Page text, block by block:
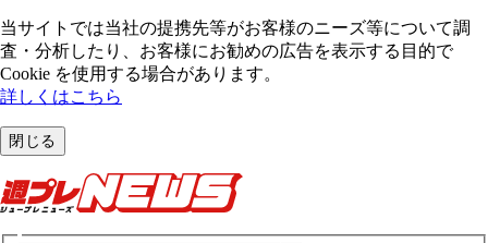
当サイトでは当社の提携先等がお客様のニーズ等について調
査・分析したり、お客様にお勧めの広告を表⽰する⽬的で
Cookie を使⽤する場合があります。
詳しくはこちら
閉じる